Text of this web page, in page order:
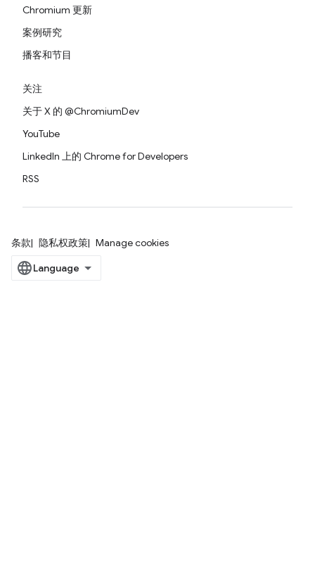
Chromium 更新
案例研究
播客和节目
关注
关于 X 的 @ChromiumDev
YouTube
LinkedIn 上的 Chrome for Developers
RSS
条款 隐私权政策 Manage cookies